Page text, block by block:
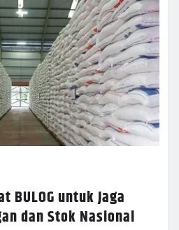
BULOG untuk Jaga
dan Stok Nasional